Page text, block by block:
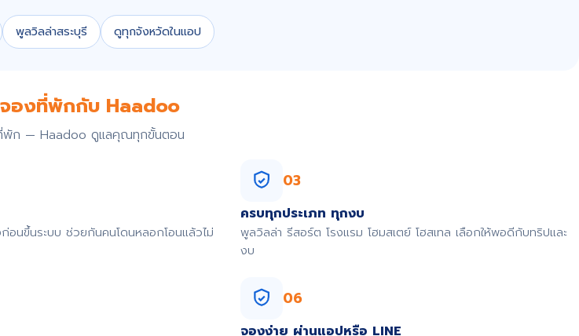
พูลวิลล่าสระบุรี ดูทุกจังหวัดในแอป
จองที่พักกับ Haadoo
พัก — Haadoo ดูแลคุณทุกขั้นตอน
อนขึ้นระบบ ช่วยกันคนโดนหลอกโอนแล้วไม่
03
ครบทุกประเภท ทุกงบ
พูลวิลล่า รีสอร์ต โรงแรม โฮมสเตย์ โฮสเทล เลือกให้พอดีกับทริปและ
งบ
06
จองง่าย ผ่านแอปหรือ LINE